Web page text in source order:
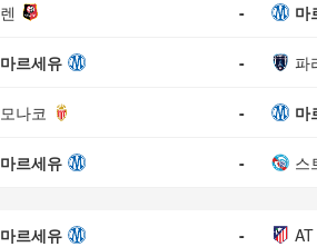
렌 - 마
마르세유 - 파
모나코 - 마
마르세유 - 스
마르세유 -